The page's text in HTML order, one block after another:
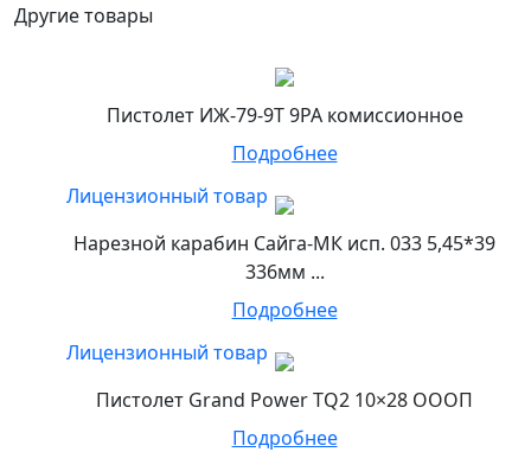
Другие товары
Пистолет ИЖ-79-9Т 9РА комиссионное
Подробнее
Лицензионный товар
Нарезной карабин Сайга-МК исп. 033 5,45*39
336мм ...
Подробнее
Лицензионный товар
Пистолет Grand Power TQ2 10×28 ОООП
Подробнее